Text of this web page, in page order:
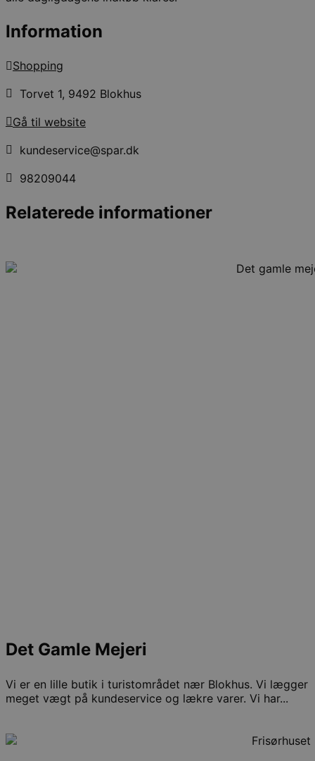
Information
Shopping
Torvet 1, 9492 Blokhus
Gå til website
kundeservice@spar.dk
98209044
Relaterede informationer
Det Gamle Mejeri
Vi er en lille butik i turistområdet nær Blokhus. Vi lægger
meget vægt på kundeservice og lækre varer. Vi har...